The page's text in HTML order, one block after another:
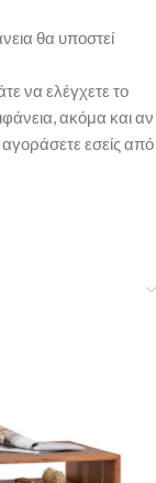
θα υποστεί
να ελέγχετε το
ακόμα και αν
αγοράσετε εσείς από